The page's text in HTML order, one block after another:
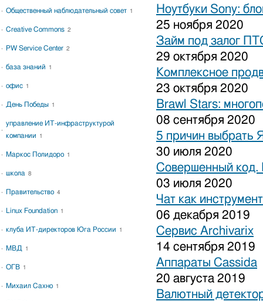
Ноутбуки Sony:
25 ноября 2020
Займ под залог
29 октября 2020
Комплексное
23 октября 2020
Brawl Stars:
08 сентября 2020
5 причин выбрать
30 июля 2020
Совершенный код.
03 июля 2020
Чат как
06 декабря 2019
Сервис Archivarix
14 сентября 2019
Аппараты Cassida
20 августа 2019
Валютный
Общественный наблюдательный совет 1
Creative Commons 2
PW Service Center 2
база знаний 1
офис 1
День Победы 1
управление ИТ-инфраструктурой
компании
1
Маркос Полидоро 1
школа 8
Правительство 4
Linux Foundation 1
клуба ИТ-директоров Юга России 1
МВД 1
ОГВ 1
Михаил Сахно 1